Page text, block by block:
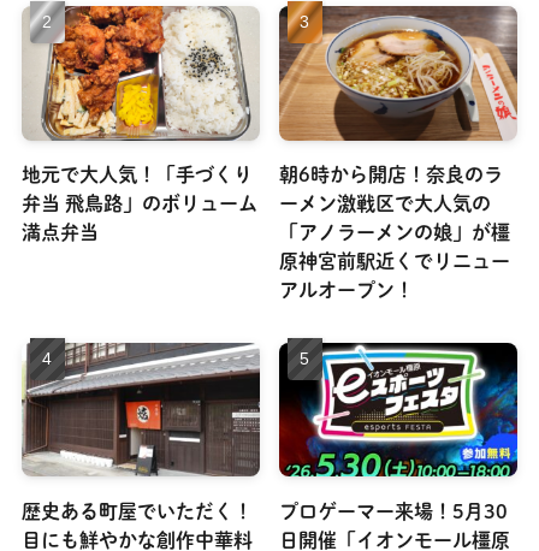
地元で大人気！「手づくり
弁当 飛鳥路」のボリューム
満点弁当
朝6時から開店！奈良のラ
ーメン激戦区で大人気の
「アノラーメンの娘」が橿
原神宮前駅近くでリニュー
アルオープン！
歴史ある町屋でいただく！
目にも鮮やかな創作中華料
プロゲーマー来場！5月30
日開催「イオンモール橿原